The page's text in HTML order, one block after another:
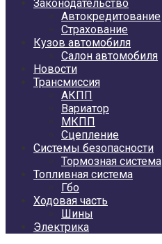
Законодательство
Автокредитование
Страхование
Кузов автомобиля
Салон автомобиля
Новости
Трансмиссия
АКПП
Вариатор
МКПП
Сцепление
Системы безопасности
Тормозная система
Топливная система
Гбо
Ходовая часть
Шины
Электрика